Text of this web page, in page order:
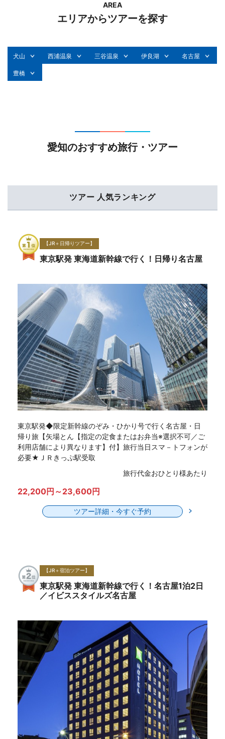
AREA
エリアからツアーを探す
犬山 西浦温泉 三谷温泉 伊良湖 名古屋
豊橋
愛知のおすすめ旅行・ツアー
ツアー 人気ランキング
【JR＋日帰りツアー】
東京駅発 東海道新幹線で行く！日帰り名古屋
東京駅発◆限定新幹線のぞみ・ひかり号で行く名古屋・日
帰り旅【矢場とん【指定の定食またはお弁当※選択不可／ご
利用店舗により異なります】付】旅行当日スマ－トフォンが
必要★ＪＲきっぷ駅受取
旅行代金おひとり様あたり
22,200円～23,600円
ツアー詳細・今すぐ予約
【JR＋宿泊ツアー】
東京駅発 東海道新幹線で行く！名古屋1泊2日
／イビススタイルズ名古屋